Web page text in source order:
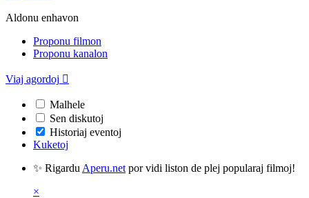
Aldonu enhavon
Proponu filmon
Proponu kanalon
Viaj agordoj 
Malhele
Sen diskutoj
Historiaj eventoj
Kuketoj
✨ Rigardu Aperu.net por vidi liston de plej popularaj filmoj!
×